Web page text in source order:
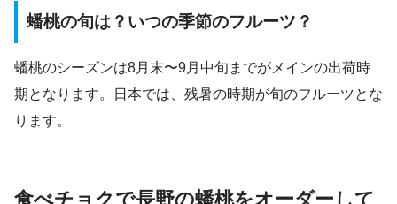
蟠桃の旬は？いつの季節のフルーツ？
蟠桃のシーズンは8月末〜9月中旬までがメインの出荷時
期となります。日本では、残暑の時期が旬のフルーツとな
ります。
食べチョクで長野の蟠桃をオーダーして